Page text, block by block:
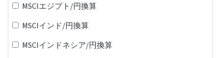
MSCIエジプト/円換算
MSCIインド/円換算
MSCIインドネシア/円換算